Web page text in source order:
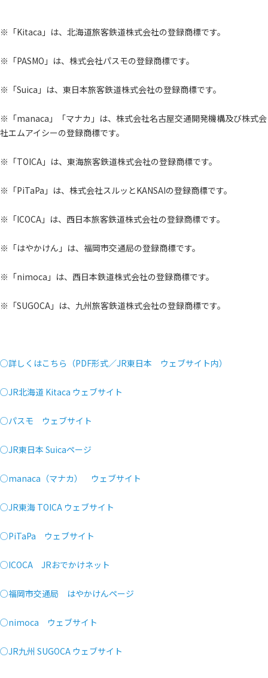
※「Kitaca」は、北海道旅客鉄道株式会社の登録商標です。
※「PASMO」は、株式会社パスモの登録商標です。
※「Suica」は、東日本旅客鉄道株式会社の登録商標です。
※「manaca」「マナカ」は、株式会社名古屋交通開発機構及び株式会
社エムアイシーの登録商標です。
※「TOICA」は、東海旅客鉄道株式会社の登録商標です。
※「PiTaPa」は、株式会社スルッとKANSAIの登録商標です。
※「ICOCA」は、西日本旅客鉄道株式会社の登録商標です。
※「はやかけん」は、福岡市交通局の登録商標です。
※「nimoca」は、西日本鉄道株式会社の登録商標です。
※「SUGOCA」は、九州旅客鉄道株式会社の登録商標です。
○詳しくはこちら（PDF形式／JR東日本 ウェブサイト内）
○JR北海道 Kitaca ウェブサイト
○パスモ ウェブサイト
○JR東日本 Suicaページ
○manaca（マナカ） ウェブサイト
○JR東海 TOICA ウェブサイト
○PiTaPa ウェブサイト
○ICOCA JRおでかけネット
○福岡市交通局 はやかけんページ
○nimoca ウェブサイト
○JR九州 SUGOCA ウェブサイト